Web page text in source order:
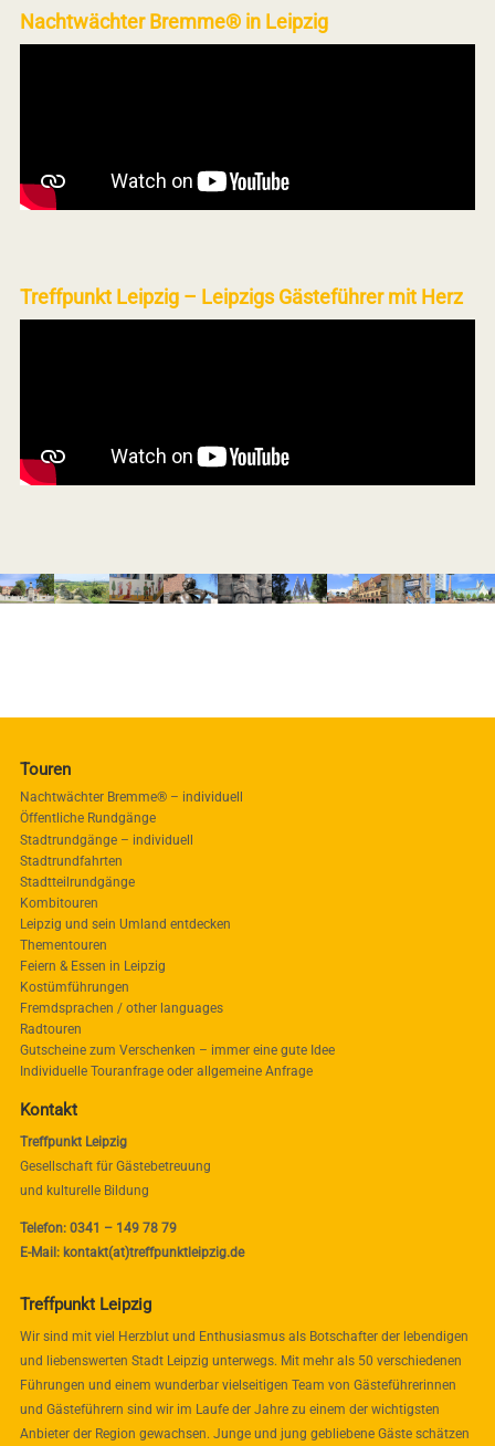
Nachtwächter Bremme® in Leipzig
Treffpunkt Leipzig – Leipzigs Gästeführer mit Herz
Touren
Nachtwächter Bremme® – individuell
Öffentliche Rundgänge
Stadtrundgänge – individuell
Stadtrundfahrten
Stadtteilrundgänge
Kombitouren
Leipzig und sein Umland entdecken
Thementouren
Feiern & Essen in Leipzig
Kostümführungen
Fremdsprachen / other languages
Radtouren
Gutscheine zum Verschenken – immer eine gute Idee
Individuelle Touranfrage oder allgemeine Anfrage
Kontakt
Treffpunkt Leipzig
Gesellschaft für Gästebetreuung
und kulturelle Bildung
Telefon: 0341 – 149 78 79
E-Mail: kontakt(at)treffpunktleipzig.de
Treffpunkt Leipzig
Wir sind mit viel Herzblut und Enthusiasmus als Botschafter der lebendigen
und liebenswerten Stadt Leipzig unterwegs. Mit mehr als 50 verschiedenen
Führungen und einem wunderbar vielseitigen Team von Gästeführerinnen
und Gästeführern sind wir im Laufe der Jahre zu einem der wichtigsten
Anbieter der Region gewachsen. Junge und jung gebliebene Gäste schätzen